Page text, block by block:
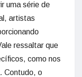
uma série de
artistas
ressaltar que
como nos
Contudo, o